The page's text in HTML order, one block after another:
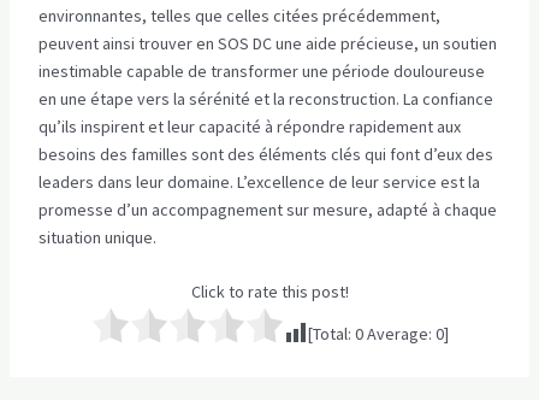
environnantes, telles que celles citées précédemment,
peuvent ainsi trouver en SOS DC une aide précieuse, un soutien
inestimable capable de transformer une période douloureuse
en une étape vers la sérénité et la reconstruction. La confiance
qu’ils inspirent et leur capacité à répondre rapidement aux
besoins des familles sont des éléments clés qui font d’eux des
leaders dans leur domaine. L’excellence de leur service est la
promesse d’un accompagnement sur mesure, adapté à chaque
situation unique.
Click to rate this post!
[Total: 0Average: 0]